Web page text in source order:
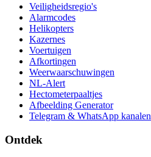
Veiligheidsregio's
Alarmcodes
Helikopters
Kazernes
Voertuigen
Afkortingen
Weerwaarschuwingen
NL-Alert
Hectometerpaaltjes
Afbeelding Generator
Telegram & WhatsApp kanalen
Ontdek